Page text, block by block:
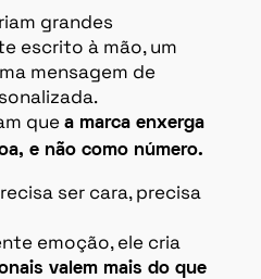
grandes
escrito à mão, um
mensagem de
que a marca enxerga
e não como número.
ser cara, precisa
emoção, ele cria
valem mais do que